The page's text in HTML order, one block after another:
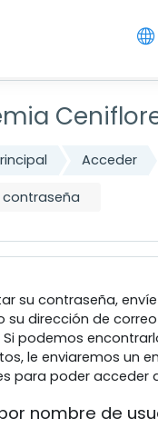
Acceder
contraseña
su contraseña,
su dirección de correo
podemos
le enviaremos un
para poder acceder
nombre de